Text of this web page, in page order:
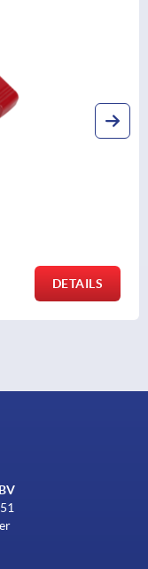
DETAILS